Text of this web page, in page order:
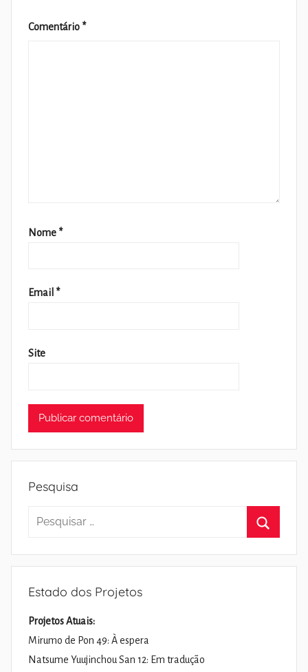
Comentário *
Nome *
Email *
Site
Pesquisa
Pesquisar
Estado dos Projetos
Projetos Atuais:
Mirumo de Pon 49: À espera
Natsume Yuujinchou San 12: Em tradução